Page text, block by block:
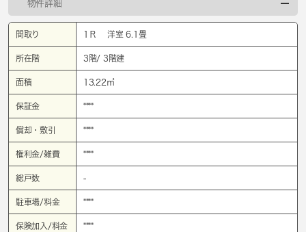
物件詳細
間取り 1Ｒ 洋室 6.1畳
所在階 3階/ 3階建
面積 13.22㎡
保証金 ****
償却・敷引 ****
権利金/雑費 ****
総戸数 -
駐車場/料金 ****
保険加入/料金 ****